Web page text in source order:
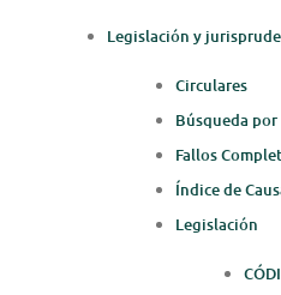
Legislación y
Circulares
Búsqueda
Fallos
Índice de
Legislación